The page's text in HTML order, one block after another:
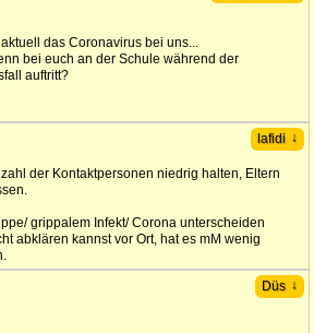
das Coronavirus bei uns...
bei euch an der Schule während der
auftritt?
lafidi ↓
der Kontaktpersonen niedrig halten, Eltern
grippalem Infekt/ Corona unterscheiden
abklären kannst vor Ort, hat es mM wenig
Düs ↓